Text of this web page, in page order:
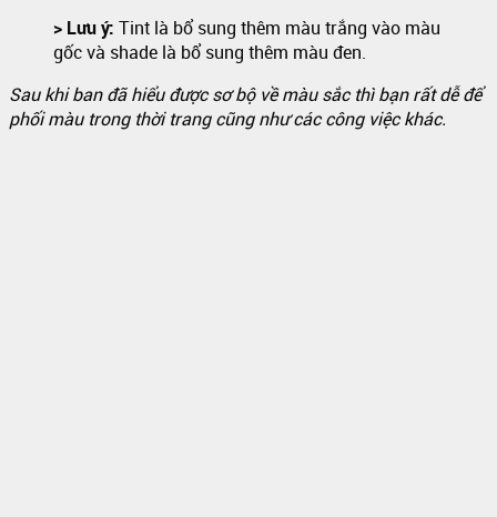
> Lưu ý: Tint là bổ sung thêm màu trắng vào màu
gốc và shade là bổ sung thêm màu đen.
Sau khi ban đã hiểu được sơ bộ về màu sắc thì bạn rất dễ để
phối màu trong thời trang cũng như các công việc khác.